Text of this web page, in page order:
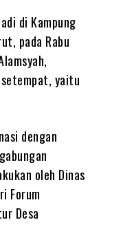
di Kampung
pada Rabu
yaitu
dengan
oleh Dinas
Forum
Desa